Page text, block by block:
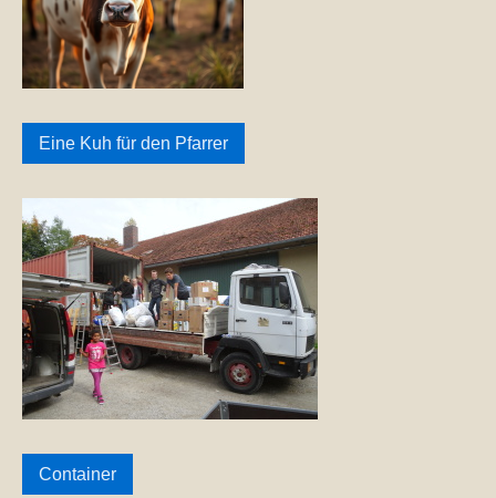
Eine Kuh für den Pfarrer
Container